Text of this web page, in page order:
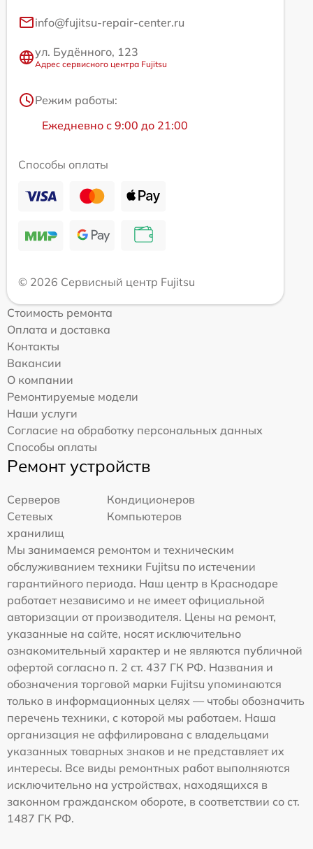
info@fujitsu-repair-center.ru
ул. Будённого, 123
Адрес сервисного центра Fujitsu
Режим работы:
Ежедневно с 9:00 до 21:00
Способы оплаты
© 2026 Сервисный центр Fujitsu
Стоимость ремонта
Оплата и доставка
Контакты
Вакансии
О компании
Ремонтируемые модели
Наши услуги
Согласие на обработку персональных данных
Способы оплаты
Ремонт устройств
Серверов
Кондиционеров
Сетевых
хранилищ
Компьютеров
Мы занимаемся ремонтом и техническим
обслуживанием техники Fujitsu по истечении
гарантийного периода. Наш центр в Краснодаре
работает независимо и не имеет официальной
авторизации от производителя. Цены на ремонт,
указанные на сайте, носят исключительно
ознакомительный характер и не являются публичной
офертой согласно п. 2 ст. 437 ГК РФ. Названия и
обозначения торговой марки Fujitsu упоминаются
только в информационных целях — чтобы обозначить
перечень техники, с которой мы работаем. Наша
организация не аффилирована с владельцами
указанных товарных знаков и не представляет их
интересы. Все виды ремонтных работ выполняются
исключительно на устройствах, находящихся в
законном гражданском обороте, в соответствии со ст.
1487 ГК РФ.